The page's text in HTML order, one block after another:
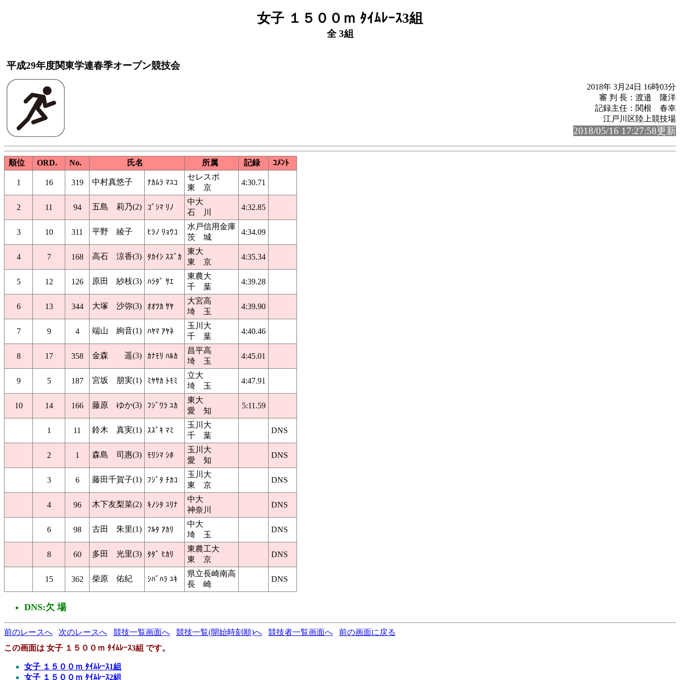
女子 １５００ｍ ﾀｲﾑﾚｰｽ3組
全 3組
平成29年度関東学連春季オープン競技会
2018年 3月24日 16時03分
審 判 長：渡邉 隆洋
記録主任：関根 春幸
江戸川区陸上競技場
2018/05/16 17:27:58更新
順位 ORD. No. 氏名 所属 記録 ｺﾒﾝﾄ
1 16 319 中村真悠子 ﾅｶﾑﾗ ﾏﾕｺ
セレスポ
東 京
4:30.71
2 11 94 五島 莉乃(2) ｺﾞｼﾏ ﾘﾉ
中大
石 川
4:32.85
3 10 311 平野 綾子 ﾋﾗﾉ ﾘｮｳｺ
水戸信用金庫
茨 城
4:34.09
4 7 168 高石 涼香(3) ﾀｶｲｼ ｽｽﾞｶ
東大
東 京
4:35.34
5 12 126 原田 紗枝(3) ﾊﾗﾀﾞ ｻｴ
東農大
千 葉
4:39.28
6 13 344 大塚 沙弥(3) ｵｵﾂｶ ｻﾔ
大宮高
埼 玉
4:39.90
7 9 4 端山 絢音(1) ﾊﾔﾏ ｱﾔﾈ
玉川大
千 葉
4:40.46
8 17 358 金森 遥(3) ｶﾅﾓﾘ ﾊﾙｶ
昌平高
埼 玉
4:45.01
9 5 187 宮坂 朋実(1) ﾐﾔｻｶ ﾄﾓﾐ
立大
埼 玉
4:47.91
10 14 166 藤原 ゆか(3) ﾌｼﾞﾜﾗ ﾕｶ
東大
愛 知
5:11.59
1 11 鈴木 真実(1) ｽｽﾞｷ ﾏﾐ
玉川大
千 葉
DNS
2 1 森島 司惠(3) ﾓﾘｼﾏ ｼﾎ
玉川大
愛 知
DNS
3 6 藤田千賀子(1) ﾌｼﾞﾀ ﾁｶｺ
玉川大
東 京
DNS
4 96 木下友梨菜(2) ｷﾉｼﾀ ﾕﾘﾅ
中大
神奈川
DNS
6 98 古田 朱里(1) ﾌﾙﾀ ｱｶﾘ
中大
埼 玉
DNS
8 60 多田 光里(3) ﾀﾀﾞ ﾋｶﾘ
東農工大
東 京
DNS
15 362 柴原 佑紀 ｼﾊﾞﾊﾗ ﾕｷ
県立長崎南高
長 崎
DNS
DNS:欠 場
前のレースへ 次のレースへ 競技一覧画面へ 競技一覧(開始時刻順)へ 競技者一覧画面へ
前の画面に戻る
この画面は 女子 １５００ｍ ﾀｲﾑﾚｰｽ3組 です。
女子 １５００ｍ ﾀｲﾑﾚｰｽ1組
女子 １５００ｍ ﾀｲﾑﾚｰｽ2組